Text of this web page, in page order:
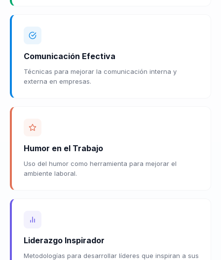
Comunicación Efectiva
Técnicas para mejorar la comunicación interna y
externa en empresas.
Humor en el Trabajo
Uso del humor como herramienta para mejorar el
ambiente laboral.
Liderazgo Inspirador
Metodologías para desarrollar líderes que inspiran a sus